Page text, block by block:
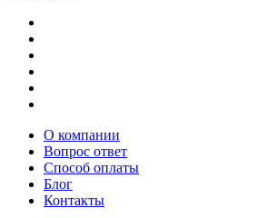
О компании
Вопрос ответ
Способ оплаты
Блог
Контакты